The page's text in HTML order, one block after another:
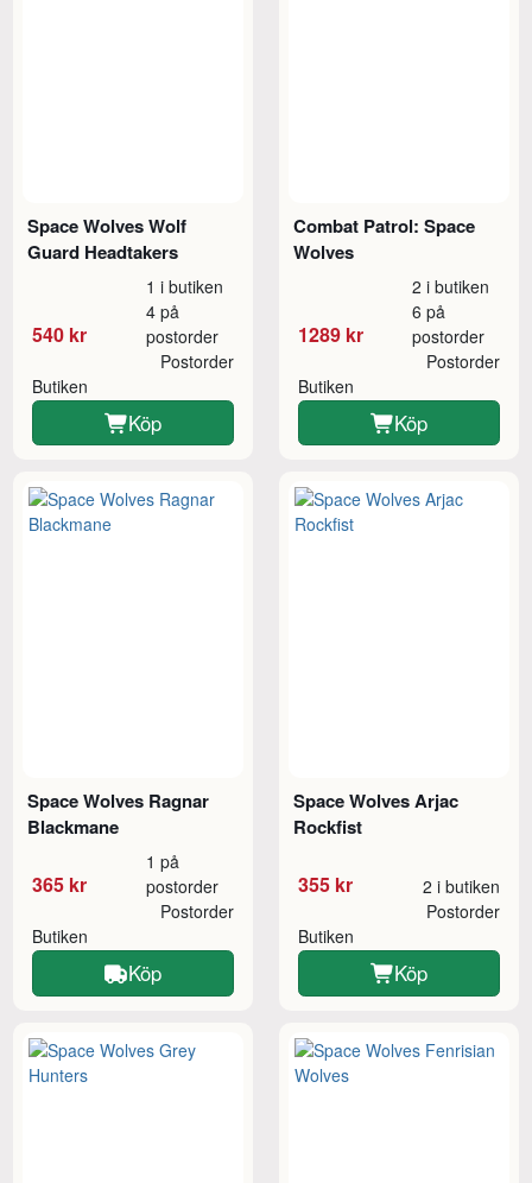
Space Wolves Wolf
Guard Headtakers
540 kr
1 i butiken
4 på
postorder
Butiken
Postorder
Köp
Combat Patrol: Space
Wolves
1289 kr
2 i butiken
6 på
postorder
Butiken
Postorder
Köp
Space Wolves Ragnar
Blackmane
365 kr
1 på
postorder
Butiken
Postorder
Köp
Space Wolves Arjac
Rockfist
355 kr 2 i butiken
Butiken
Postorder
Köp